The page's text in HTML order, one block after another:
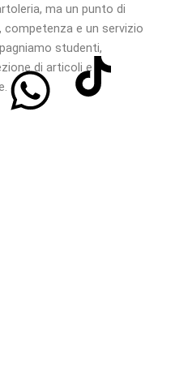
ma un punto di
e un servizio
studenti,
di articoli e